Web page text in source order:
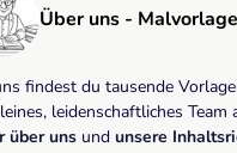
Über uns -
findest du tausende
leidenschaftliches
über uns und unsere